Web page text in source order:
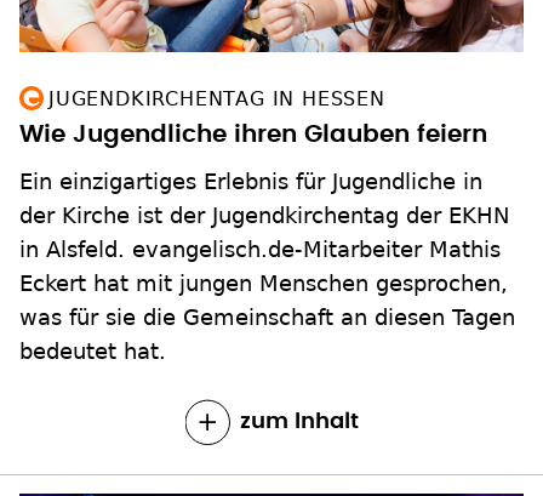
JUGENDKIRCHENTAG IN HESSEN
Wie Jugendliche ihren Glauben feiern
Ein einzigartiges Erlebnis für Jugendliche in
der Kirche ist der Jugendkirchentag der EKHN
in Alsfeld. evangelisch.de-Mitarbeiter Mathis
Eckert hat mit jungen Menschen gesprochen,
was für sie die Gemeinschaft an diesen Tagen
bedeutet hat.
zum Inhalt